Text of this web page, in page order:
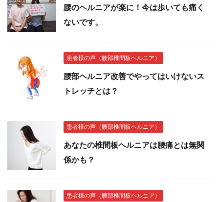
腰のヘルニアが楽に！今は歩いても痛く
ないです。
患者様の声（腰部椎間板ヘルニア）
腰部ヘルニア改善でやってはいけないス
トレッチとは？
患者様の声（腰部椎間板ヘルニア）
あなたの椎間板ヘルニアは腰痛とは無関
係かも？
患者様の声（腰部椎間板ヘルニア）